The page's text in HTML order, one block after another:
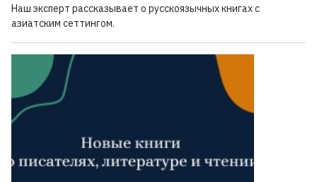
Наш эксперт рассказывает о русскоязычных книгах с
азиатским сеттингом.